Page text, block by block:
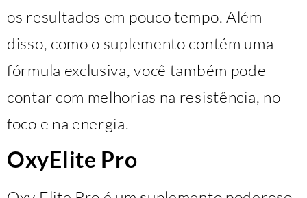
os resultados em pouco tempo. Além
disso, como o suplemento contém uma
fórmula exclusiva, você também pode
contar com melhorias na resistência, no
foco e na energia.
OxyElite Pro